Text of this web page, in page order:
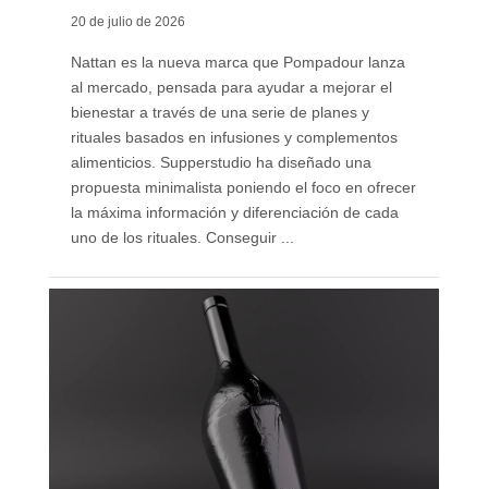
20 de julio de 2026
Nattan es la nueva marca que Pompadour lanza
al mercado, pensada para ayudar a mejorar el
bienestar a través de una serie de planes y
rituales basados en infusiones y complementos
alimenticios. Supperstudio ha diseñado una
propuesta minimalista poniendo el foco en ofrecer
la máxima información y diferenciación de cada
uno de los rituales. Conseguir ...